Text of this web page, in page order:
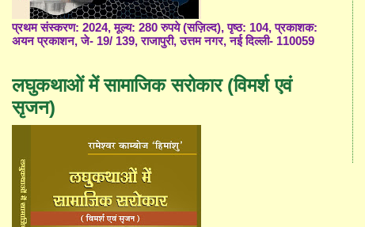
प्रथम संस्करण: 2024, मूल्य: 280 रुपये (सज़िल्द), पृष्ठ: 104, प्रकाशक:
अयन प्रकाशन, जे- 19/ 139, राजापुरी, उत्तम नगर, नई दिल्ली- 110059
लघुकथाओं में सामाजिक सरोकार (विमर्श एवं
सृजन)